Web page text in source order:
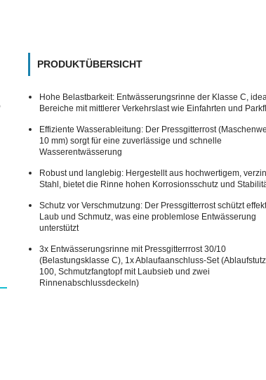
PRODUKTÜBERSICHT
Hohe Belastbarkeit: Entwässerungsrinne der Klasse C,
Bereiche mit mittlerer Verkehrslast wie Einfahrten und
Effiziente Wasserableitung: Der Pressgitterrost
10 mm) sorgt für eine zuverlässige und schnelle
Wasserentwässerung
Robust und langlebig: Hergestellt aus hochwertigem,
Stahl, bietet die Rinne hohen Korrosionsschutz und
Schutz vor Verschmutzung: Der Pressgitterrost schützt
Laub und Schmutz, was eine problemlose Entwässerung
unterstützt
3x Entwässerungsrinne mit Pressgitterrrost 30/10
(Belastungsklasse C), 1x Ablaufaanschluss-Set
100, Schmutzfangtopf mit Laubsieb und zwei
Rinnenabschlussdeckeln)